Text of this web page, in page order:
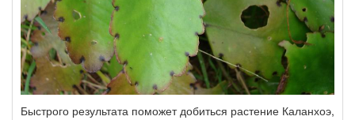
Быстрого результата поможет добиться растение Каланхоэ,